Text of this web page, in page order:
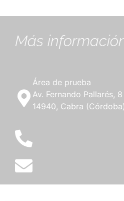
Más
Área de prueba
Av. Fernando Pallarés, 8
14940, Cabra (Córdoba)